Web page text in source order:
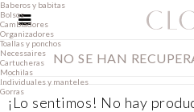

NO SE HAN
¡Lo sentimos! No hay
Baberos y babitas
Bolsos
Cambiadores
Organizadores
Toallas y ponchos
Necessaires
Cartucheras
Mochilas
Individuales y manteles
Gorras